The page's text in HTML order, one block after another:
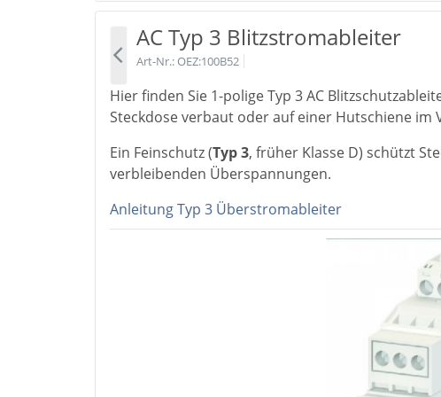
AC Typ 3 Blitzstromableiter
Art-Nr. OEZ:100B52
Hier finden Sie 1-polige Typ 3 AC
Steckdose verbaut oder auf einer Hutschiene
Ein Feinschutz (Typ 3, früher Klasse D) schützt
verbleibenden Überspannungen.
Anleitung Typ 3 Überstromableiter